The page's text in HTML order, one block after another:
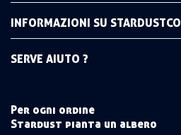
INFORMAZIONI SU
SERVE AIUTO ?
Per ogni ordine
Stardust pianta un albero